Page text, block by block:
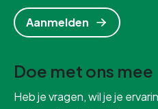
Aanmelden
Doe met ons mee
Heb je vragen, wil je je